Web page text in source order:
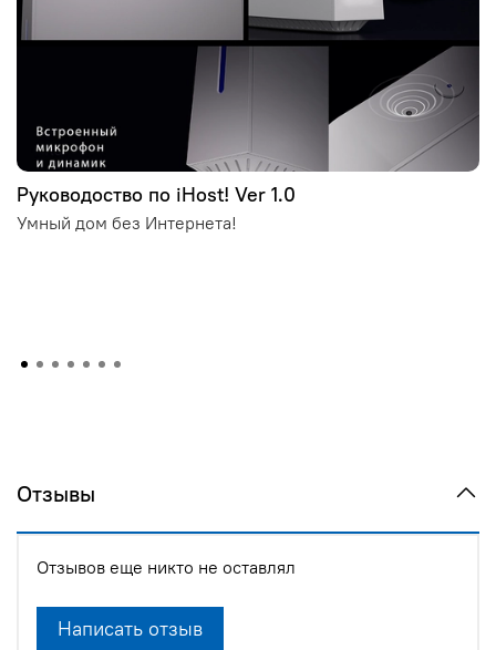
Руководоство по iHost! Ver 1.0
Умный дом без Интернета!
Отзывы
Отзывов еще никто не оставлял
Написать отзыв